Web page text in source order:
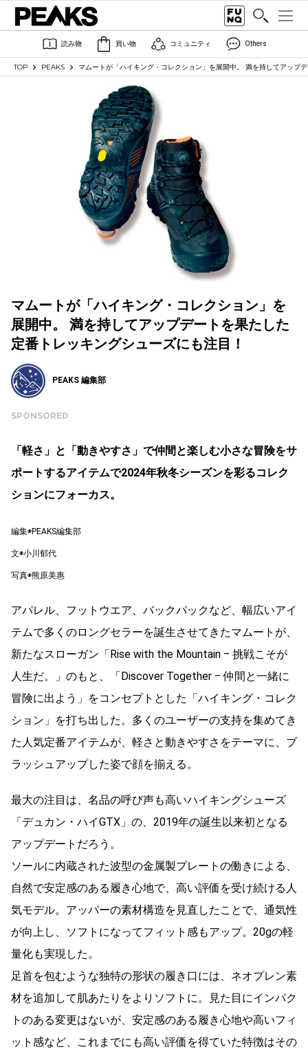
読み物 買い物 コミュニティ Others
TOP PEAKS マムートが「ハイキング・コレクション」を展開中。 満を持してアップ
マムートが「ハイキング・コレクション」を
展開中。 満を持してアップデートを果たした
定番トレッキングシューズにも注目！
PEAKS 編集部
SPONSORED
「軽さ」と「動きやすさ」で仲間と楽しむ小さな冒険をサ
ポートするアイテムで2024年秋冬シーズンを彩るコレク
ションにフォーカス。
編集◉PEAKS編集部
文◉小川郁代
写真◉熊原美惠
アパレル、フットウエア、バックパックなど、幅広いアイ
テムで多くのロングセラーを誕生させてきたマムートが、
新たなスローガン「Rise with the Mountain ‒ 挑戦こそが
人生だ。」のもと、「Discover Together ‒ 仲間と一緒に
冒険に出よう」をコンセプトとした「ハイキング・コレク
ション」を打ち出した。多くのユーザーの支持を集めてき
た人気定番アイテムが、軽さと動きやすさをテーマに、ブ
ラッシュアップした姿で顔を揃える。
最大の注目は、名品の呼び声も高いハイキングシューズ
「デュカン・ハイGTX」の、2019年の誕生以来初となる
アップデートだろう。
ソールに内蔵された波型の金属製プレートの働きによる、
自然で安定感のある履き心地で、高い評価を受け続ける人
気モデル。アッパーの素材構造を見直したことで、通気性
が向上し、ソフトになってフィット感もアップ。20gの軽
量化も実現した。
足首を包むような独特の形状の履き口には、ネオプレン素
材を追加して肌あたりをよりソフトに。見た目にインパク
トのある変更はないが、安定感のある履き心地や高いフィ
ット感など、これまでにも高い評価を得ていた特徴はその